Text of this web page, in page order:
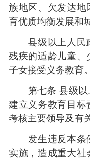
族地区、欠发达地
育优质均衡发展和
县级以上人民
残疾的适龄儿童、
子女接受义务教育。
第七条 县级以
建立义务教育目标
考核主要领导及有
发生违反本条
实施，造成重大社